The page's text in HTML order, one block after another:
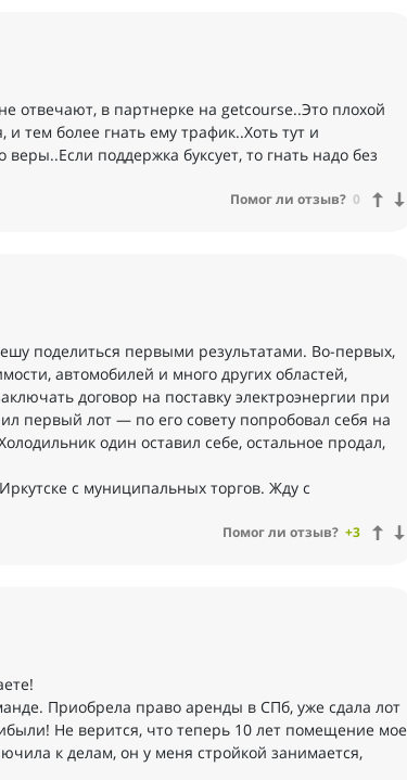
отвечают, в партнерке на getcourse..Это плохой
тем более гнать ему трафик..Хоть тут и
поддержка буксует, то гнать надо без
Помог ли отзыв? 0
поделиться первыми результатами. Во-первых,
автомобилей и много других областей,
договор на поставку электроэнергии при
первый лот — по его совету попробовал себя на
один оставил себе, остальное продал,
с муниципальных торгов. Жду с
Помог ли отзыв? +3
Приобрела право аренды в СПб, уже сдала лот
Не верится, что теперь 10 лет помещение мое
к делам, он у меня стройкой занимается,